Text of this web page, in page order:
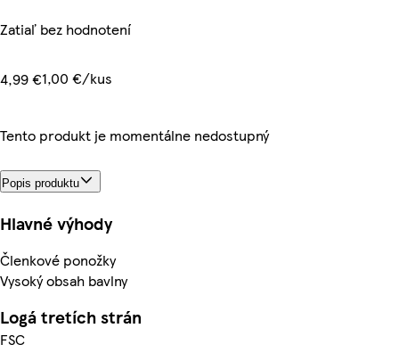
Zatiaľ bez hodnotení
4,99 €1,00 €/kus
Tento produkt je momentálne nedostupný
Popis produktu
Hlavné výhody
Členkové ponožky
Vysoký obsah bavlny
Logá tretích strán
FSC